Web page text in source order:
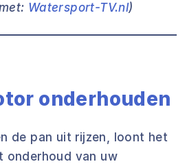
Watersport-TV.nl)
onderhouden
de pan uit rijzen, loont het
onderhoud van uw